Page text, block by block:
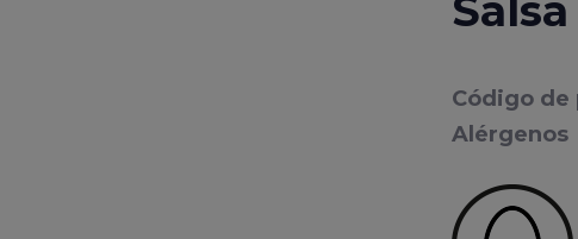
Código
Alérgenos